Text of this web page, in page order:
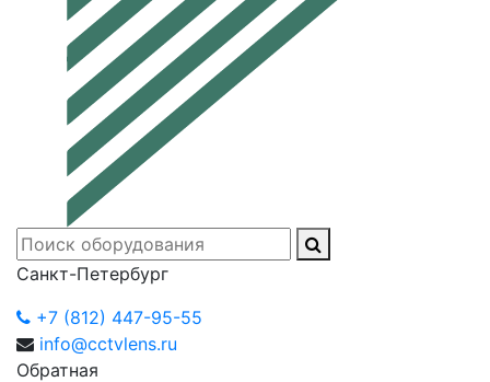
Санкт-Петербург
+7 (812) 447-95-55
info@cctvlens.ru
Обратная